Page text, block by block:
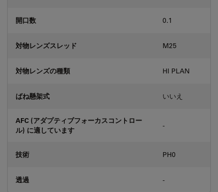
開口数 0.1
対物レンズスレッド M25
対物レンズの種類 HI PLAN
ばね懸架式 いいえ
AFC (アダプティブフォーカスコントロー
ル) に適しています
-
技術 PH0
透過 -